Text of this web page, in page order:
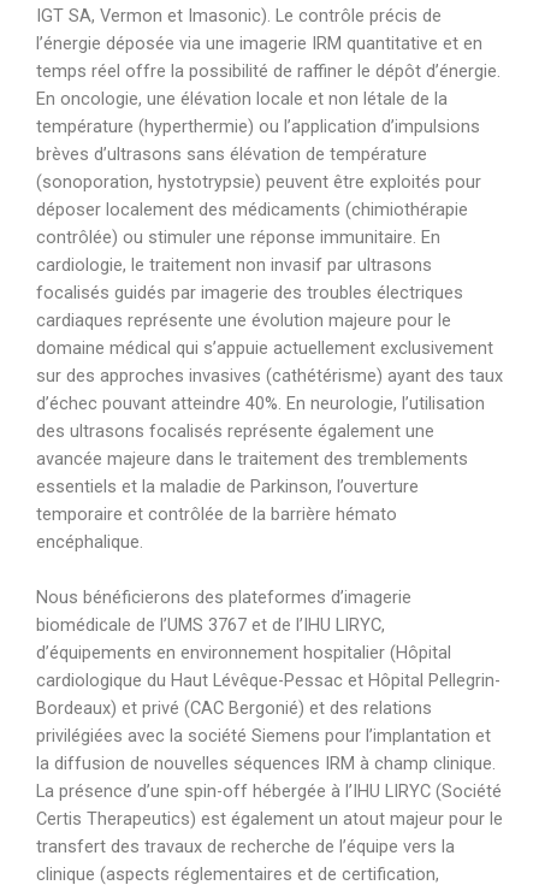
IGT SA, Vermon et Imasonic). Le contrôle précis de
l’énergie déposée via une imagerie IRM quantitative et en
temps réel offre la possibilité de raffiner le dépôt d’énergie.
En oncologie, une élévation locale et non létale de la
température (hyperthermie) ou l’application d’impulsions
brèves d’ultrasons sans élévation de température
(sonoporation, hystotrypsie) peuvent être exploités pour
déposer localement des médicaments (chimiothérapie
contrôlée) ou stimuler une réponse immunitaire. En
cardiologie, le traitement non invasif par ultrasons
focalisés guidés par imagerie des troubles électriques
cardiaques représente une évolution majeure pour le
domaine médical qui s’appuie actuellement exclusivement
sur des approches invasives (cathétérisme) ayant des taux
d’échec pouvant atteindre 40%. En neurologie, l’utilisation
des ultrasons focalisés représente également une
avancée majeure dans le traitement des tremblements
essentiels et la maladie de Parkinson, l’ouverture
temporaire et contrôlée de la barrière hémato
encéphalique.
Nous bénéficierons des plateformes d’imagerie
biomédicale de l’UMS 3767 et de l’IHU LIRYC,
d’équipements en environnement hospitalier (Hôpital
cardiologique du Haut Lévêque-Pessac et Hôpital Pellegrin-
Bordeaux) et privé (CAC Bergonié) et des relations
privilégiées avec la société Siemens pour l’implantation et
la diffusion de nouvelles séquences IRM à champ clinique.
La présence d’une spin-off hébergée à l’IHU LIRYC (Société
Certis Therapeutics) est également un atout majeur pour le
transfert des travaux de recherche de l’équipe vers la
clinique (aspects réglementaires et de certification,